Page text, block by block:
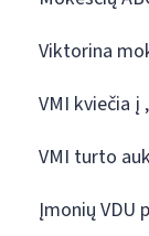
Viktorina
VMI kviečia į
VMI turto
Įmonių VDU